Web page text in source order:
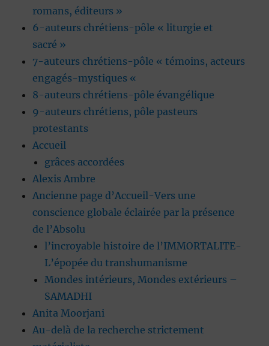
romans, éditeurs »
6-auteurs chrétiens-pôle « liturgie et
sacré »
7-auteurs chrétiens-pôle « témoins, acteurs
engagés-mystiques «
8-auteurs chrétiens-pôle évangélique
9-auteurs chrétiens, pôle pasteurs
protestants
Accueil
grâces accordées
Alexis Ambre
Ancienne page d’Accueil-Vers une
conscience globale éclairée par la présence
de l’Absolu
l’incroyable histoire de l’IMMORTALITE-
L’épopée du transhumanisme
Mondes intérieurs, Mondes extérieurs –
SAMADHI
Anita Moorjani
Au-delà de la recherche strictement